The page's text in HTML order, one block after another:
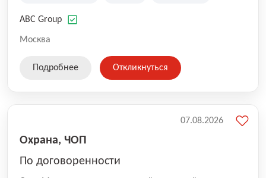
ABC Group
Москва
Подробнее Откликнуться
Охрана, ЧОП
По договоренности
07.08.2026